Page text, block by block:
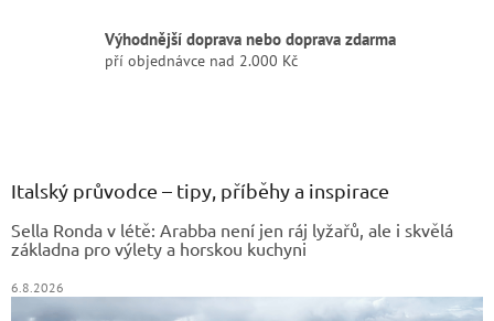
Výhodnější doprava nebo doprava zdarma
pří objednávce nad 2.000 Kč
Italský průvodce – tipy, příběhy a inspirace
Sella Ronda v létě: Arabba není jen ráj lyžařů, ale i skvělá
základna pro výlety a horskou kuchyni
6.8.2026